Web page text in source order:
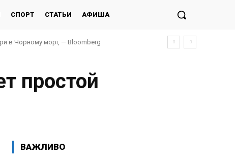
СПОРТ СТАТЬИ АФИША
в Чорному морі, — Bloomberg
простой
ВАЖЛИВО